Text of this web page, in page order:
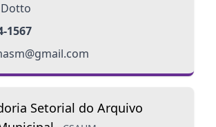
1567
Setorial do Arquivo